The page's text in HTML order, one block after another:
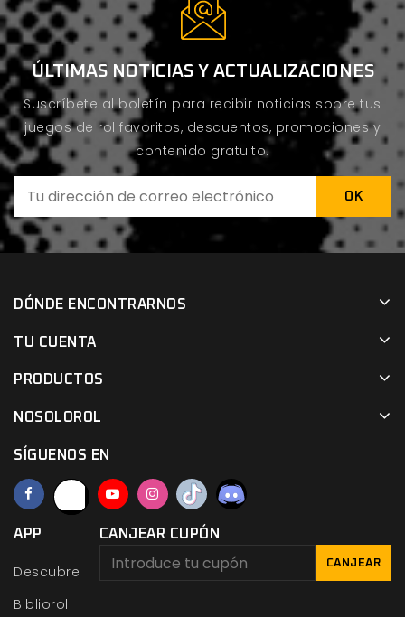
ÚLTIMAS NOTICIAS Y ACTUALIZACIONES
Suscríbete al boletín para recibir noticias sobre tus
juegos de rol favoritos, descuentos, promociones y
contenido gratuito.
DÓNDE ENCONTRARNOS
TU CUENTA
PRODUCTOS
NOSOLOROL
SÍGUENOS EN
APP
Descubre
Bibliorol
CANJEAR CUPÓN
CANJEAR